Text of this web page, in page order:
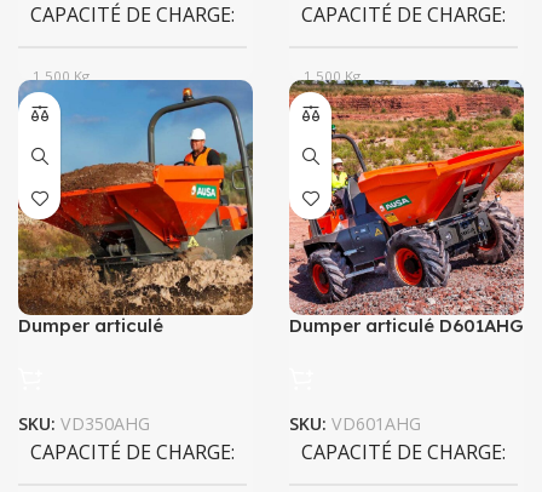
CAPACITÉ DE CHARGE
1 500 Kg
CAPACITÉ DE LA BENNE
835 L
POIDS 1 510 Kg
CAPACITÉ DE CHARGE
1 500 Kg
CAPACITÉ DE LA BENNE
900 L
POIDS 1530 Kg
Dumper articulé
SKU: VD350AHG
CAPACITÉ DE CHARGE
Dumper articulé D601AHG
SKU: VD601AHG
CAPACITÉ DE CHARGE